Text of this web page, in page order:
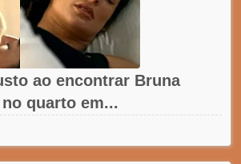
ao encontrar Bruna
quarto em...